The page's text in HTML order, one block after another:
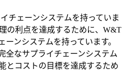
チェーンシステムを持っていま
の利点を達成するために、W&T
ーンシステムを持っています。
全なサプライチェーンシステム
とコストの目標を達成するため